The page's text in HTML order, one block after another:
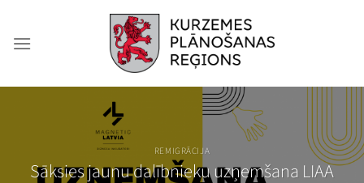
content
REMIGRĀCIJA
Sāksies jaunu dalībnieku uzņemšana LIAA